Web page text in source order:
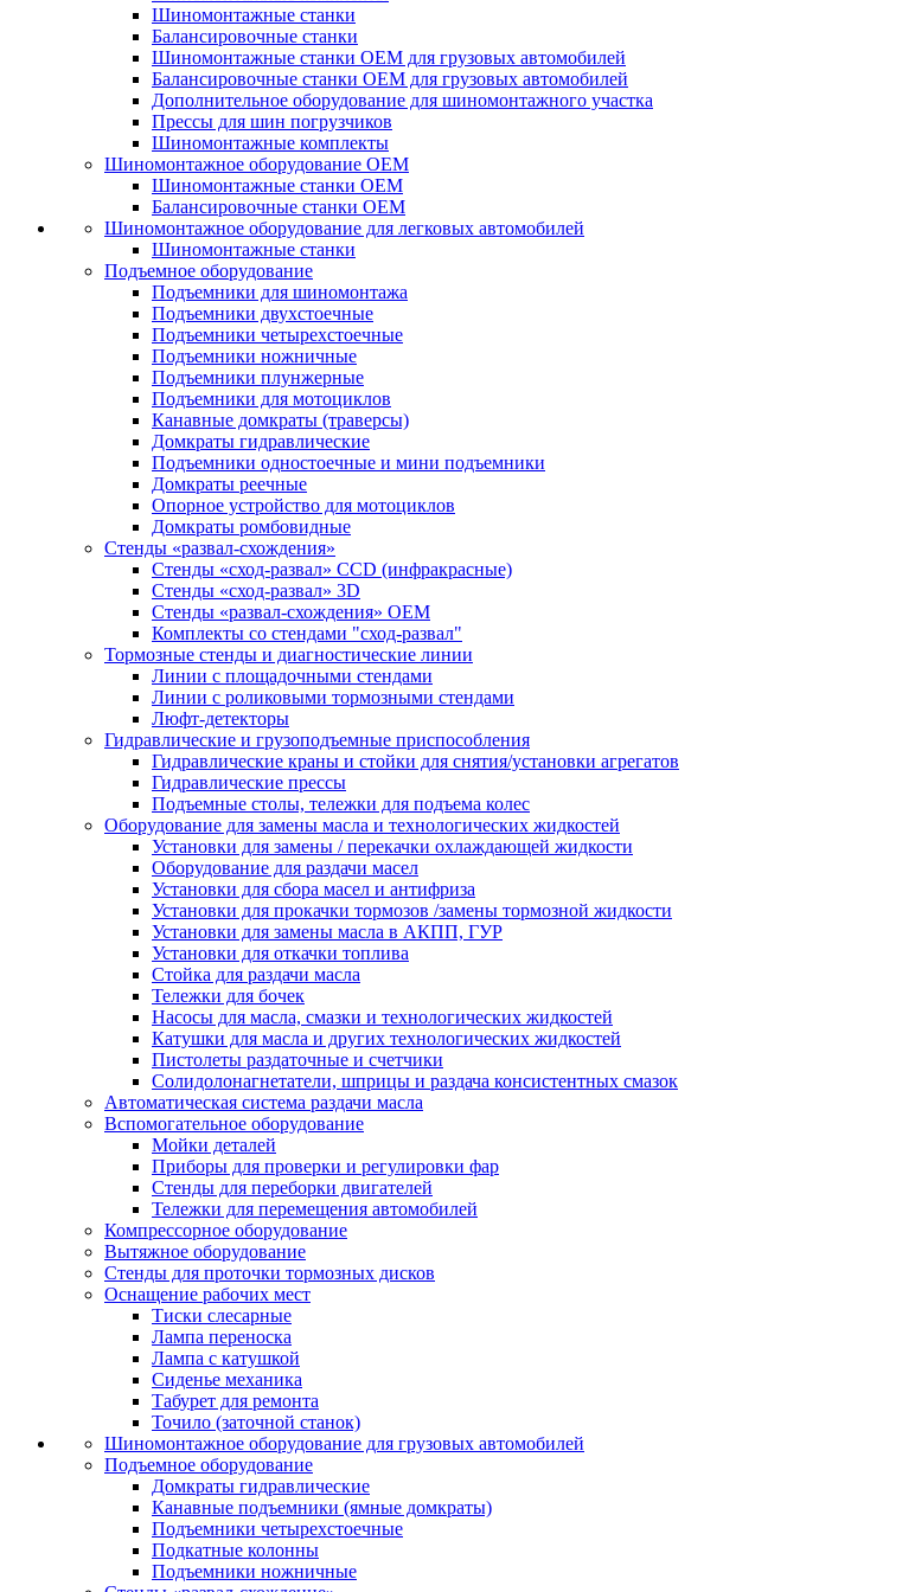
Шиномонтажные станки
Балансировочные станки
Шиномонтажные станки ОЕМ для грузовых автомобилей
Балансировочные станки ОЕМ для грузовых автомобилей
Дополнительное оборудование для шиномонтажного участка
Прессы для шин погрузчиков
Шиномонтажные комплекты
Шиномонтажное оборудование ОЕМ
Шиномонтажные станки ОЕМ
Балансировочные станки ОЕМ
Шиномонтажное оборудование для легковых автомобилей
Шиномонтажные станки
Подъемное оборудование
Подъемники для шиномонтажа
Подъемники двухстоечные
Подъемники четырехстоечные
Подъемники ножничные
Подъемники плунжерные
Подъемники для мотоциклов
Канавные домкраты (траверсы)
Домкраты гидравлические
Подъемники одностоечные и мини подъемники
Домкраты реечные
Опорное устройство для мотоциклов
Домкраты ромбовидные
Стенды «развал-схождения»
Стенды «сход-развал» CCD (инфракрасные)
Стенды «сход-развал» 3D
Стенды «развал-схождения» ОЕМ
Комплекты со стендами "сход-развал"
Тормозные стенды и диагностические линии
Линии с площадочными стендами
Линии с роликовыми тормозными стендами
Люфт-детекторы
Гидравлические и грузоподъемные приспособления
Гидравлические краны и стойки для снятия/установки агрегатов
Гидравлические прессы
Подъемные столы, тележки для подъема колес
Оборудование для замены масла и технологических жидкостей
Установки для замены / перекачки охлаждающей жидкости
Оборудование для раздачи масел
Установки для сбора масел и антифриза
Установки для прокачки тормозов /замены тормозной жидкости
Установки для замены масла в АКПП, ГУР
Установки для откачки топлива
Стойка для раздачи масла
Тележки для бочек
Насосы для масла, смазки и технологических жидкостей
Катушки для масла и других технологических жидкостей
Пистолеты раздаточные и счетчики
Солидолонагнетатели, шприцы и раздача консистентных смазок
Автоматическая система раздачи масла
Вспомогательное оборудование
Мойки деталей
Приборы для проверки и регулировки фар
Стенды для переборки двигателей
Тележки для перемещения автомобилей
Компрессорное оборудование
Вытяжное оборудование
Стенды для проточки тормозных дисков
Оснащение рабочих мест
Тиски слесарные
Лампа переноска
Лампа с катушкой
Сиденье механика
Табурет для ремонта
Точило (заточной станок)
Шиномонтажное оборудование для грузовых автомобилей
Подъемное оборудование
Домкраты гидравлические
Канавные подъемники (ямные домкраты)
Подъемники четырехстоечные
Подкатные колонны
Подъемники ножничные